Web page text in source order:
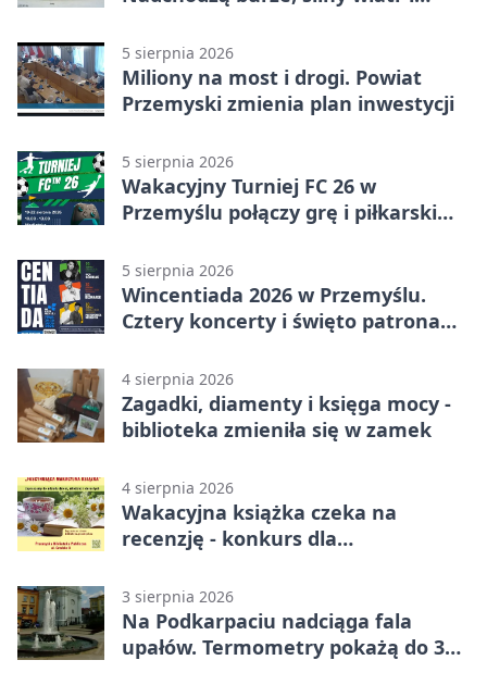
5 sierpnia 2026
Miliony na most i drogi. Powiat
Przemyski zmienia plan inwestycji
5 sierpnia 2026
Wakacyjny Turniej FC 26 w
Przemyślu połączy grę i piłkarski
5 sierpnia 2026
Wincentiada 2026 w Przemyślu.
Cztery koncerty i święto patrona
4 sierpnia 2026
Zagadki, diamenty i księga mocy -
biblioteka zmieniła się w zamek
4 sierpnia 2026
Wakacyjna książka czeka na
recenzję - konkurs dla
3 sierpnia 2026
Na Podkarpaciu nadciąga fala
upałów. Termometry pokażą do 36